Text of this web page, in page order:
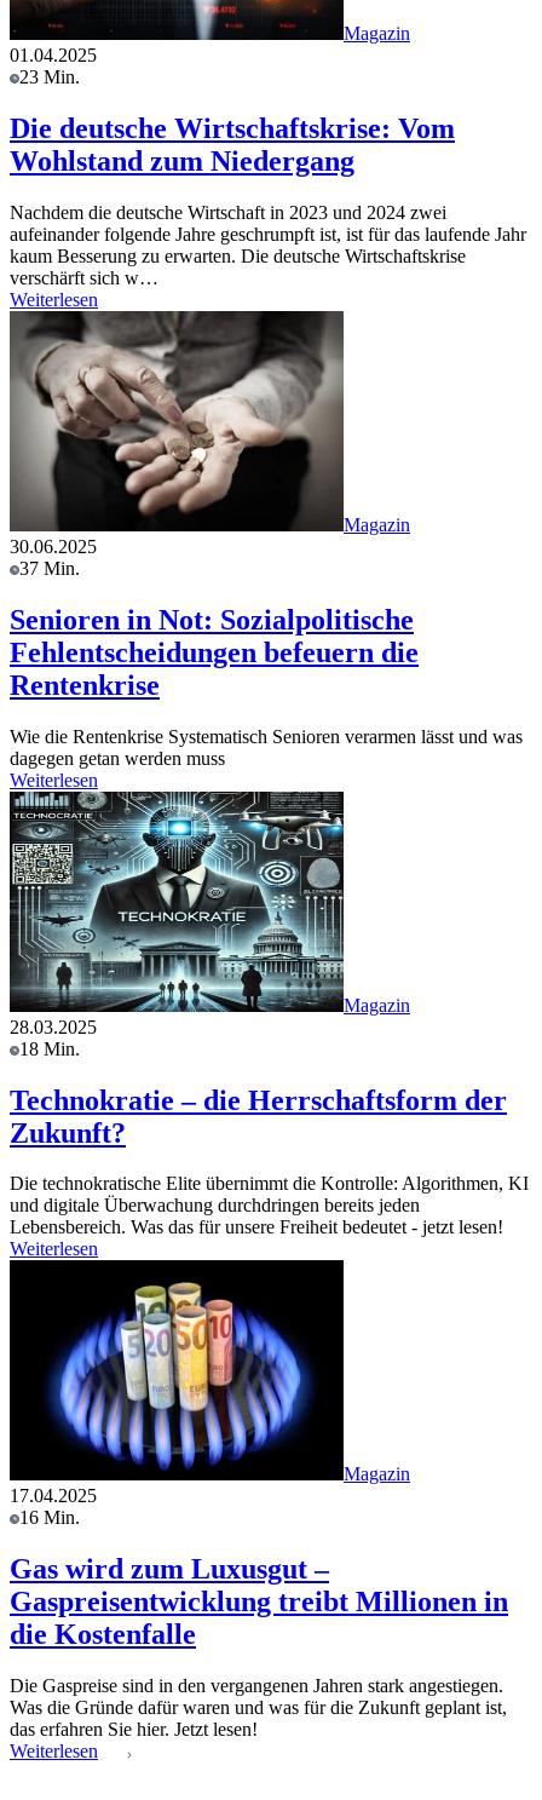
Magazin
01.04.2025
23 Min.
Die deutsche Wirtschaftskrise: Vom
Wohlstand zum Niedergang
Nachdem die deutsche Wirtschaft in 2023 und 2024 zwei
aufeinander folgende Jahre geschrumpft ist, ist für das laufende Jahr
kaum Besserung zu erwarten. Die deutsche Wirtschaftskrise
verschärft sich w…
Weiterlesen
Magazin
30.06.2025
37 Min.
Senioren in Not: Sozialpolitische
Fehlentscheidungen befeuern die
Rentenkrise
Wie die Rentenkrise Systematisch Senioren verarmen lässt und was
dagegen getan werden muss
Weiterlesen
Magazin
28.03.2025
18 Min.
Technokratie – die Herrschaftsform der
Zukunft?
Die technokratische Elite übernimmt die Kontrolle: Algorithmen, KI
und digitale Überwachung durchdringen bereits jeden
Lebensbereich. Was das für unsere Freiheit bedeutet - jetzt lesen!
Weiterlesen
Magazin
17.04.2025
16 Min.
Gas wird zum Luxusgut –
Gaspreisentwicklung treibt Millionen in
die Kostenfalle
Die Gaspreise sind in den vergangenen Jahren stark angestiegen.
Was die Gründe dafür waren und was für die Zukunft geplant ist,
das erfahren Sie hier. Jetzt lesen!
Weiterlesen